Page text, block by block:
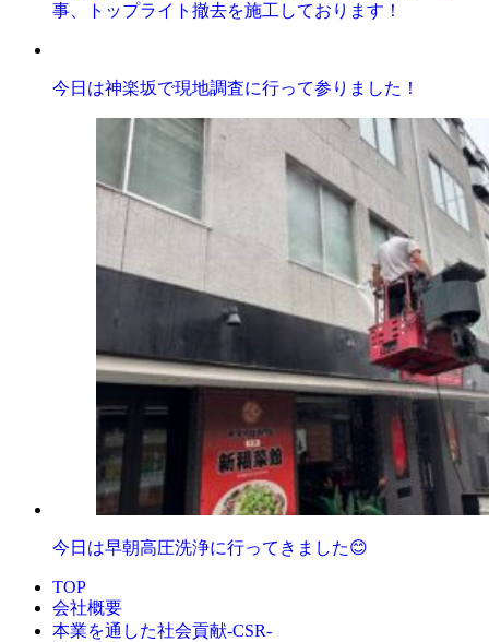
事、トップライト撤去を施工しております！
今日は神楽坂で現地調査に行って参りました！
今日は早朝高圧洗浄に行ってきました😊
TOP
会社概要
本業を通した社会貢献-CSR-